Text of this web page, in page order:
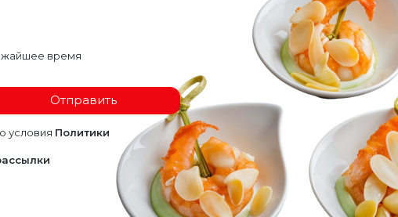
время
Отправить
условия Политики